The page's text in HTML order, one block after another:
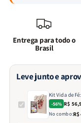
Entrega para todo o
Brasil
Leve junto e
-56% R$
No combo:R$